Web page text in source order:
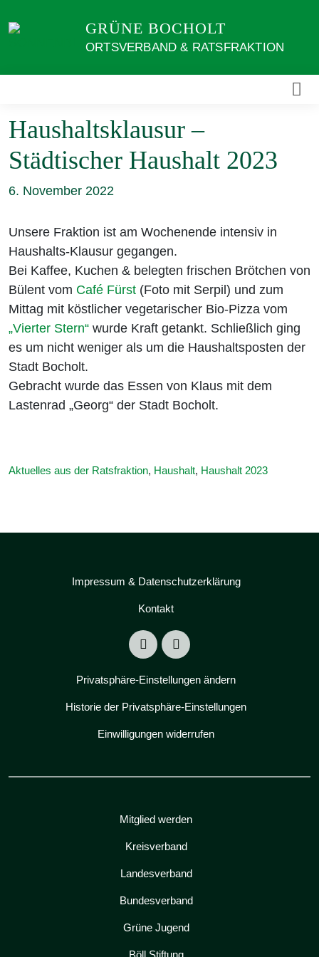
zum
GRÜNE BOCHOLT
ORTSVERBAND & RATSFRAKTION
Haushaltsklausur –
Städtischer Haushalt 2023
6. November 2022
Unsere Fraktion ist am Wochenende intensiv in
Haushalts-Klausur gegangen.
Bei Kaffee, Kuchen & belegten frischen Brötchen von
Bülent vom Café Fürst (Foto mit Serpil) und zum
Mittag mit köstlicher vegetarischer Bio-Pizza vom
„Vierter Stern“ wurde Kraft getankt. Schließlich ging
es um nicht weniger als um die Haushaltsposten der
Stadt Bocholt.
Gebracht wurde das Essen von Klaus mit dem
Lastenrad „Georg“ der Stadt Bocholt.
Aktuelles aus der Ratsfraktion, Haushalt, Haushalt 2023
Impressum & Datenschutzerklärung
Kontakt
Privatsphäre-Einstellungen ändern
Historie der Privatsphäre-Einstellungen
Einwilligungen widerrufen
Mitglied werden
Kreisverband
Landesverband
Bundesverband
Grüne Jugend